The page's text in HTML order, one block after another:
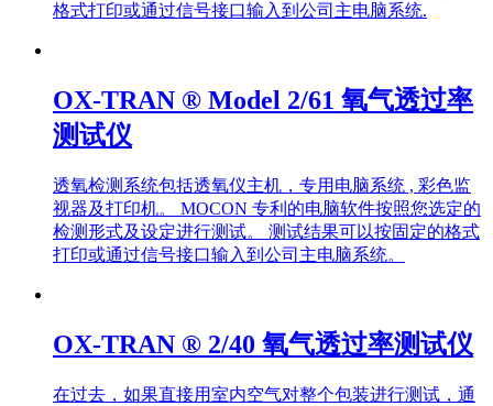
格式打印或通过信号接口输入到公司主电脑系统.
OX-TRAN ® Model 2/61 氧气透过率
测试仪
透氧检测系统包括透氧仪主机，专用电脑系统 , 彩色监
视器及打印机。 MOCON 专利的电脑软件按照您选定的
检测形式及设定进行测试。 测试结果可以按固定的格式
打印或通过信号接口输入到公司主电脑系统。
OX-TRAN ® 2/40 氧气透过率测试仪
在过去，如果直接用室内空气对整个包装进行测试，通